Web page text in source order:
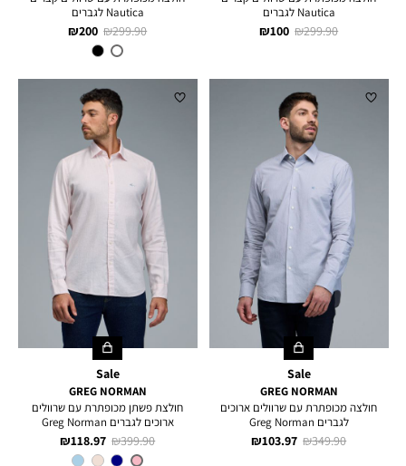
Nautica לגברים
מחיר
100 ₪
מחיר
299.90 ₪
Nautica לגברים
מחיר
מוצר
200 ₪
מחיר
299.90 ₪
צבע
White
Sale
GREG NORMAN
חולצה מכופתרת עם שרוולים ארוכים
לגברים Greg Norman
מחיר
103.97 ₪
מחיר
349.90 ₪
Sale
GREG NORMAN
חולצת פשתן מכופתרת עם שרוולים
ארוכים לגברים Greg Norman
מחיר
מוצר
118.97 ₪
מחיר
רגיל
399.90 ₪
צבע
PINK